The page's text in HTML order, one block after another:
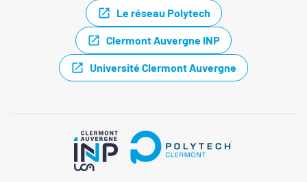
Le réseau Polytech
Clermont Auvergne INP
Université Clermont Auvergne